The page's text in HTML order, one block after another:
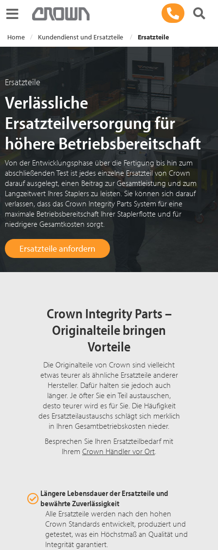
Toggle navigation
Home Kundendienst und Ersatzteile Ersatzteile
Ersatzteile
Verlässliche
Ersatzteilversorgung für
höhere Betriebsbereitschaft
Von der Entwicklungsphase über die Fertigung bis hin zum
abschließenden Test ist jedes einzelne Ersatzteil von Crown
darauf ausgelegt, einen Beitrag zur Gesamtleistung und zum
Langzeitwert Ihres Staplers zu leisten. Sie können sich darauf
verlassen, dass das Crown Integrity Parts System für eine
maximale Betriebsbereitschaft Ihrer Staplerflotte und für
niedrigere Gesamtkosten sorgt.
Ersatzteile anfordern
Crown Integrity Parts –
Originalteile bringen
Vorteile
Die Originalteile von Crown sind vielleicht
etwas teurer als ähnliche Ersatzteile anderer
Hersteller. Dafür halten sie jedoch auch
länger. Je öfter Sie ein Teil austauschen,
desto teurer wird es für Sie. Die Häufigkeit
des Ersatzteilaustauschs schlägt sich merklich
in Ihren Gesamtbetriebskosten nieder.
Besprechen Sie Ihren Ersatzteilbedarf mit
Ihrem Crown Händler vor Ort.
Längere Lebensdauer der Ersatzteile und
bewährte Zuverlässigkeit
Alle Ersatzteile werden nach den hohen
Crown Standards entwickelt, produziert und
getestet, was ein Höchstmaß an Qualität und
Integrität garantiert.